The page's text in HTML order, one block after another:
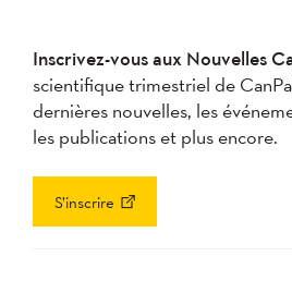
Inscrivez-vous aux Nouvelles
scientifique trimestriel de
dernières nouvelles, les
les publications et plus encore.
S’inscrire